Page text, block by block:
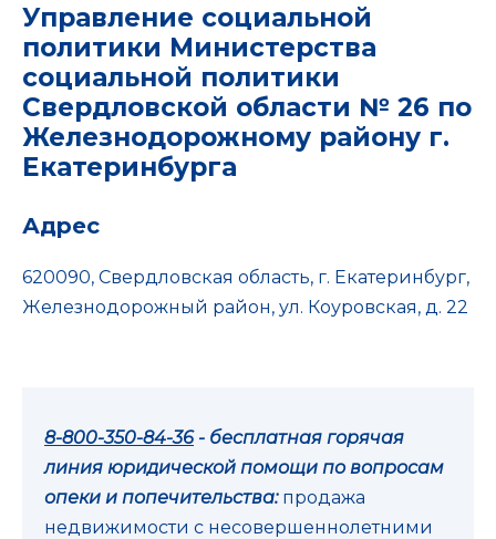
Управление социальной
политики Министерства
социальной политики
Свердловской области № 26 по
Железнодорожному району г.
Екатеринбурга
Адрес
620090, Свердловская область, г. Екатеринбург,
Железнодорожный район, ул. Коуровская, д. 22
8-800-350-84-36- бесплатная горячая
линия юридической помощи по вопросам
опеки и попечительства: продажа
недвижимости с несовершеннолетними